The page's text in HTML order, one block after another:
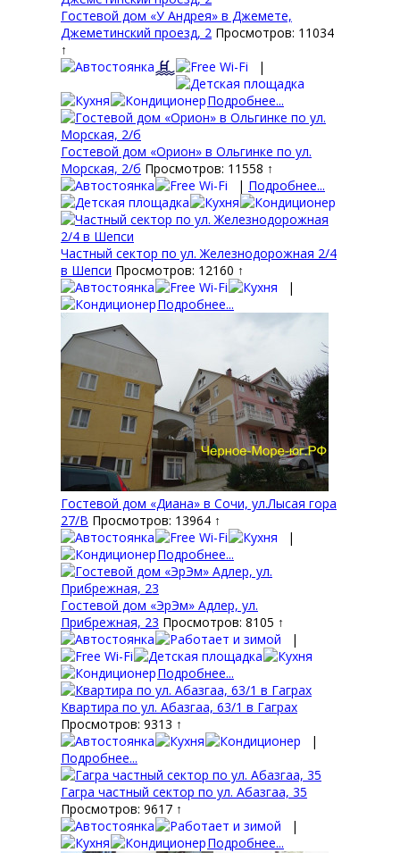
Гостевой дом «У Андрея» в Джемете,
Джеметинский проезд, 2 Просмотров: 11034
↑
|
Подробнее...
Гостевой дом «Орион» в Ольгинке по ул.
Морская, 2/б Просмотров: 11558 ↑
| Подробнее...
Частный сектор по ул. Железнодорожная 2/4
в Шепси Просмотров: 12160 ↑
|
Подробнее...
Гостевой дом «Диана» в Сочи, ул.Лысая гора
27/В Просмотров: 13964 ↑
|
Подробнее...
Гостевой дом «ЭрЭм» Адлер, ул.
Прибрежная, 23 Просмотров: 8105 ↑
|
Подробнее...
Квартира по ул. Абазгаа, 63/1 в Гаграх
Просмотров: 9313 ↑
|
Подробнее...
Гагра частный сектор по ул. Абазгаа, 35
Просмотров: 9617 ↑
|
Подробнее...